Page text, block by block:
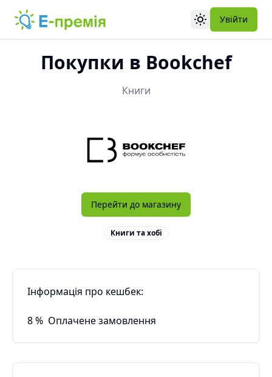
Toggle theme
Увійти
Покупки в Bookchef
Книги
Перейти до магазину
Книги та хобі
Інформація про кешбек:
8% Оплачене замовлення